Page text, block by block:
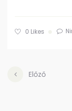
0 Likes
Előző